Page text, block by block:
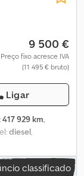
9 500 €
Preço fixo acresce IVA
(11 495 € bruto)
Ligar
417 929 km,
diesel,
7 300 mm, largura
classificado